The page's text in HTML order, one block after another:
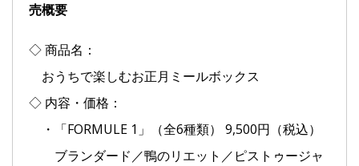
売概要
◇ 商品名：
おうちで楽しむお正月ミールボックス
◇ 内容・価格：
・「FORMULE 1」（全6種類） 9,500円（税込）
ブランダード／鴨のリエット／ピストゥージャ